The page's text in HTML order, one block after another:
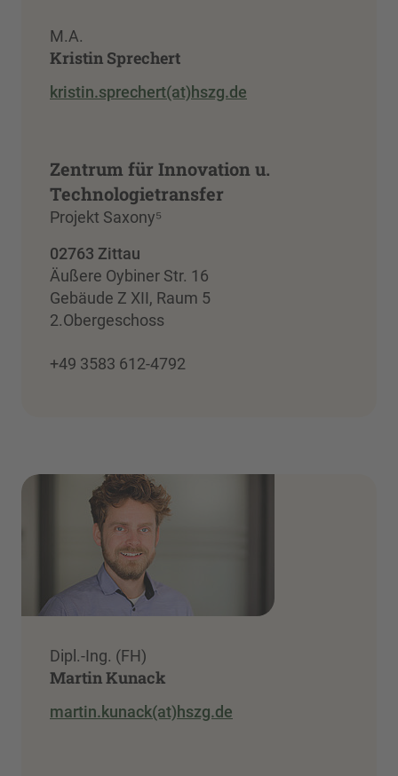
M.A.
Kristin Sprechert
kristin.sprechert(at)hszg.de
Zentrum für Innovation u.
Technologietransfer
Projekt Saxony⁵
02763 Zittau
Äußere Oybiner Str. 16
Gebäude Z XII, Raum 5
2.Obergeschoss
+49 3583 612-4792
Dipl.-Ing. (FH)
Martin Kunack
martin.kunack(at)hszg.de